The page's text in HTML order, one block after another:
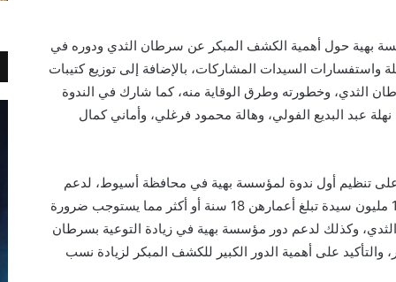
بهية حول أهمية الكشف المبكر عن سرطان الثدي ودوره في
واستفسارات السيدات المشاركات، بالإضافة إلى توزيع كتيبات
وخطورته وطرق الوقاية منه، كما شارك في الندوة
عبد البديع الفولي، وهالة محمود فرغلي، وأماني كمال
تنظيم أول ندوة لمؤسسة بهية في محافظة أسيوط، لدعم
صحة المرأة بالمحافظة، والتي تضم أكثر من 1.3 مليون سيدة تبلغ أعمارهن 18 سنة أو أكثر مما يستوجب ضرورة
وكذلك لدعم دور مؤسسة بهية في زيادة التوعية بسرطان
على أهمية الدور الكبير للكشف المبكر لزيادة نسب